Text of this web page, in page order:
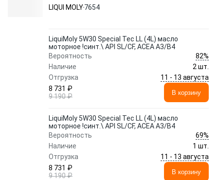
LIQUI MOLY7654
LiquiMoly 5W30 Special Tec LL (4L) масло
моторное !синт.\ API SL/CF, ACEA A3/B4
Вероятность
82%
Наличие
2 шт.
Отгрузка
11 - 13 августа
8 731 ₽
9 190 ₽
В корзину
LiquiMoly 5W30 Special Tec LL (4L) масло
моторное !синт.\ API SL/CF, ACEA A3/B4
Вероятность
69%
Наличие
1 шт.
Отгрузка
11 - 13 августа
8 731 ₽
9 190 ₽
В корзину